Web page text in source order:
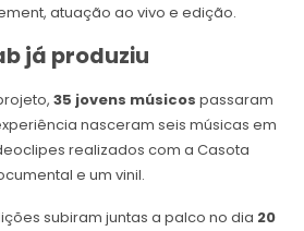
atuação ao vivo e edição.
já produziu
35 jovens músicos passaram
nasceram seis músicas em
realizados com a Casota
e um vinil.
subiram juntas a palco no dia 20